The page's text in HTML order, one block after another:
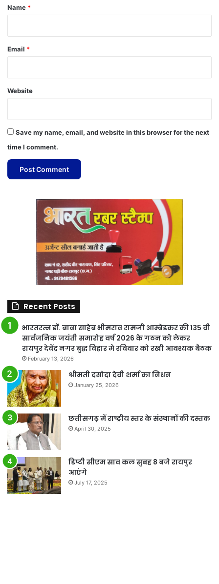
*
Name *
Email *
Website
Save my name, email, and website in this browser for the next
time I comment.
Recent Posts
भारतरत्न डॉ. बाबा साहेब भीमराव रामजी आम्बेडकर की 135 वी
सार्वजनिक जयंती समारोह वर्ष 2026 के गठन को लेकर
रायपुर देवेंद्र नगर बुद्ध विहार मे रविवार को रखी आवश्यक बैठक
February 13, 2026
श्रीमती दसोदा देवी शर्मा का निधन
January 25, 2026
छत्तीसगढ़ में राष्ट्रीय स्तर के संस्थानों की दस्तक
April 30, 2025
डिप्टी सीएम साव कल सुबह 8 बजे रायपुर
आएंगे
July 17, 2025